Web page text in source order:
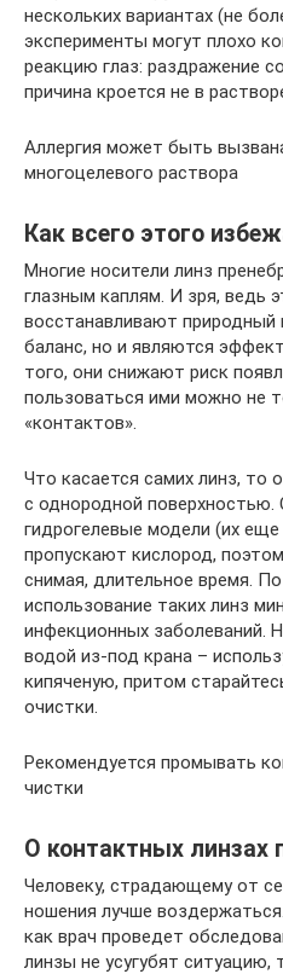
нескольких вариантах (не
эксперименты могут плохо
реакцию глаз: раздражение
причина кроется не в
Аллергия может быть
многоцелевого раствора
Как всего этого
Многие носители линз
глазным каплям. И зря, ведь
восстанавливают
баланс, но и являются
того, они снижают риск
пользоваться ими можно не
«контактов».
Что касается самих линз, то
с однородной поверхностью.
гидрогелевые модели (их
пропускают кислород,
снимая, длительное время.
использование таких линз
инфекционных заболеваний.
водой из-под крана –
кипяченую, притом
очистки.
Рекомендуется промывать
чистки
О контактных линзах
Человеку, страдающему от
ношения лучше
как врач проведет
линзы не усугубят